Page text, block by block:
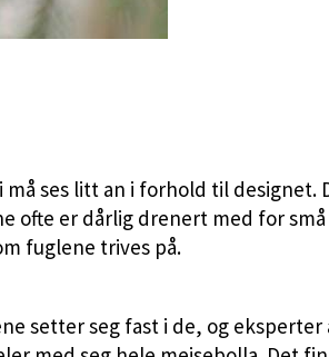
ses litt an i forhold til designet.
ofte er dårlig drenert med for
fuglene trives på.
setter seg fast i de, og